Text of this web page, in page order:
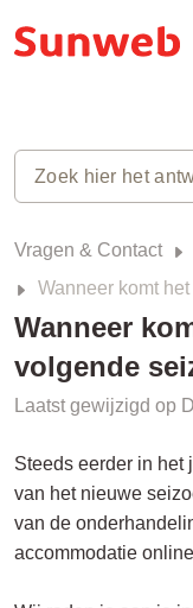
Vragen & Contact
Wanneer komt het
Wanneer
volgende
Laatst gewijzigd op
Steeds eerder in het
van het nieuwe
van de
accommodatie